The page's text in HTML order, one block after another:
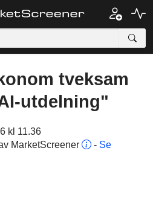
tveksam
utdelning"
kl 11.36
MarketScreener
- Se